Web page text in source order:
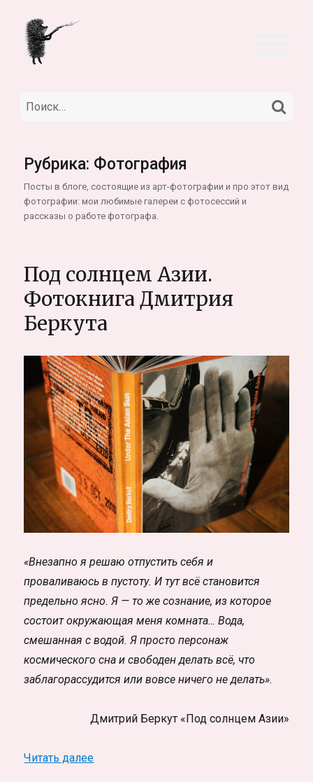
Искать:
Рубрика: Фотография
Посты в блоге, состоящие из арт-фотографии и про этот вид
фотографии: мои любимые галереи с фотосессий и
рассказы о работе фотографа.
Под солнцем Азии.
Фотокнига Дмитрия
Беркута
«Внезапно я решаю отпустить себя и
проваливаюсь в пустоту. И тут всё становится
предельно ясно. Я — то же сознание, из которое
состоит окружающая меня комната… Вода,
смешанная с водой. Я просто персонаж
космического сна и свободен делать всё, что
заблагорассудится или вовсе ничего не делать».
Дмитрий Беркут «Под солнцем Азии»
Читать далее«Под солнцем Азии. Фотокнига Дмитрия